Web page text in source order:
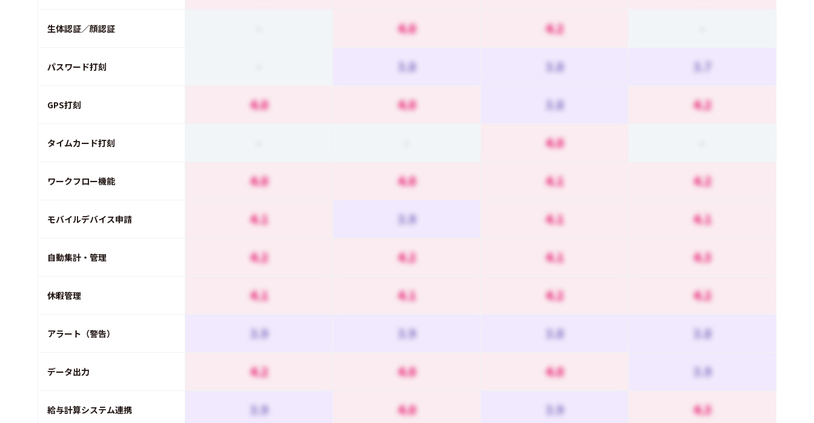
生体認証／顔認証 4.0 4.2
パスワード打刻 3.8 3.8 3.7
GPS打刻 4.0 4.0 3.8 4.2
タイムカード打刻 4.0
ワークフロー機能 4.0 4.0 4.1 4.2
モバイルデバイス申請 4.1 3.9 4.1 4.1
自動集計・管理 4.2 4.2 4.1 4.3
休暇管理 4.1 4.1 4.2 4.2
アラート（警告） 3.9 3.9 3.8 3.8
データ出力 4.2 4.0 4.0 3.9
給与計算システム連携 3.9 4.0 3.9 4.3